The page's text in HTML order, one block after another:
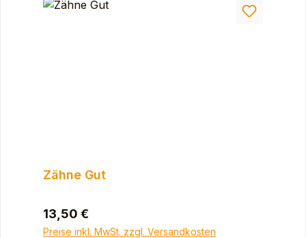
Zähne Gut
Regulärer Preis:
13,50 €
Preise inkl. MwSt. zzgl. Versandkosten